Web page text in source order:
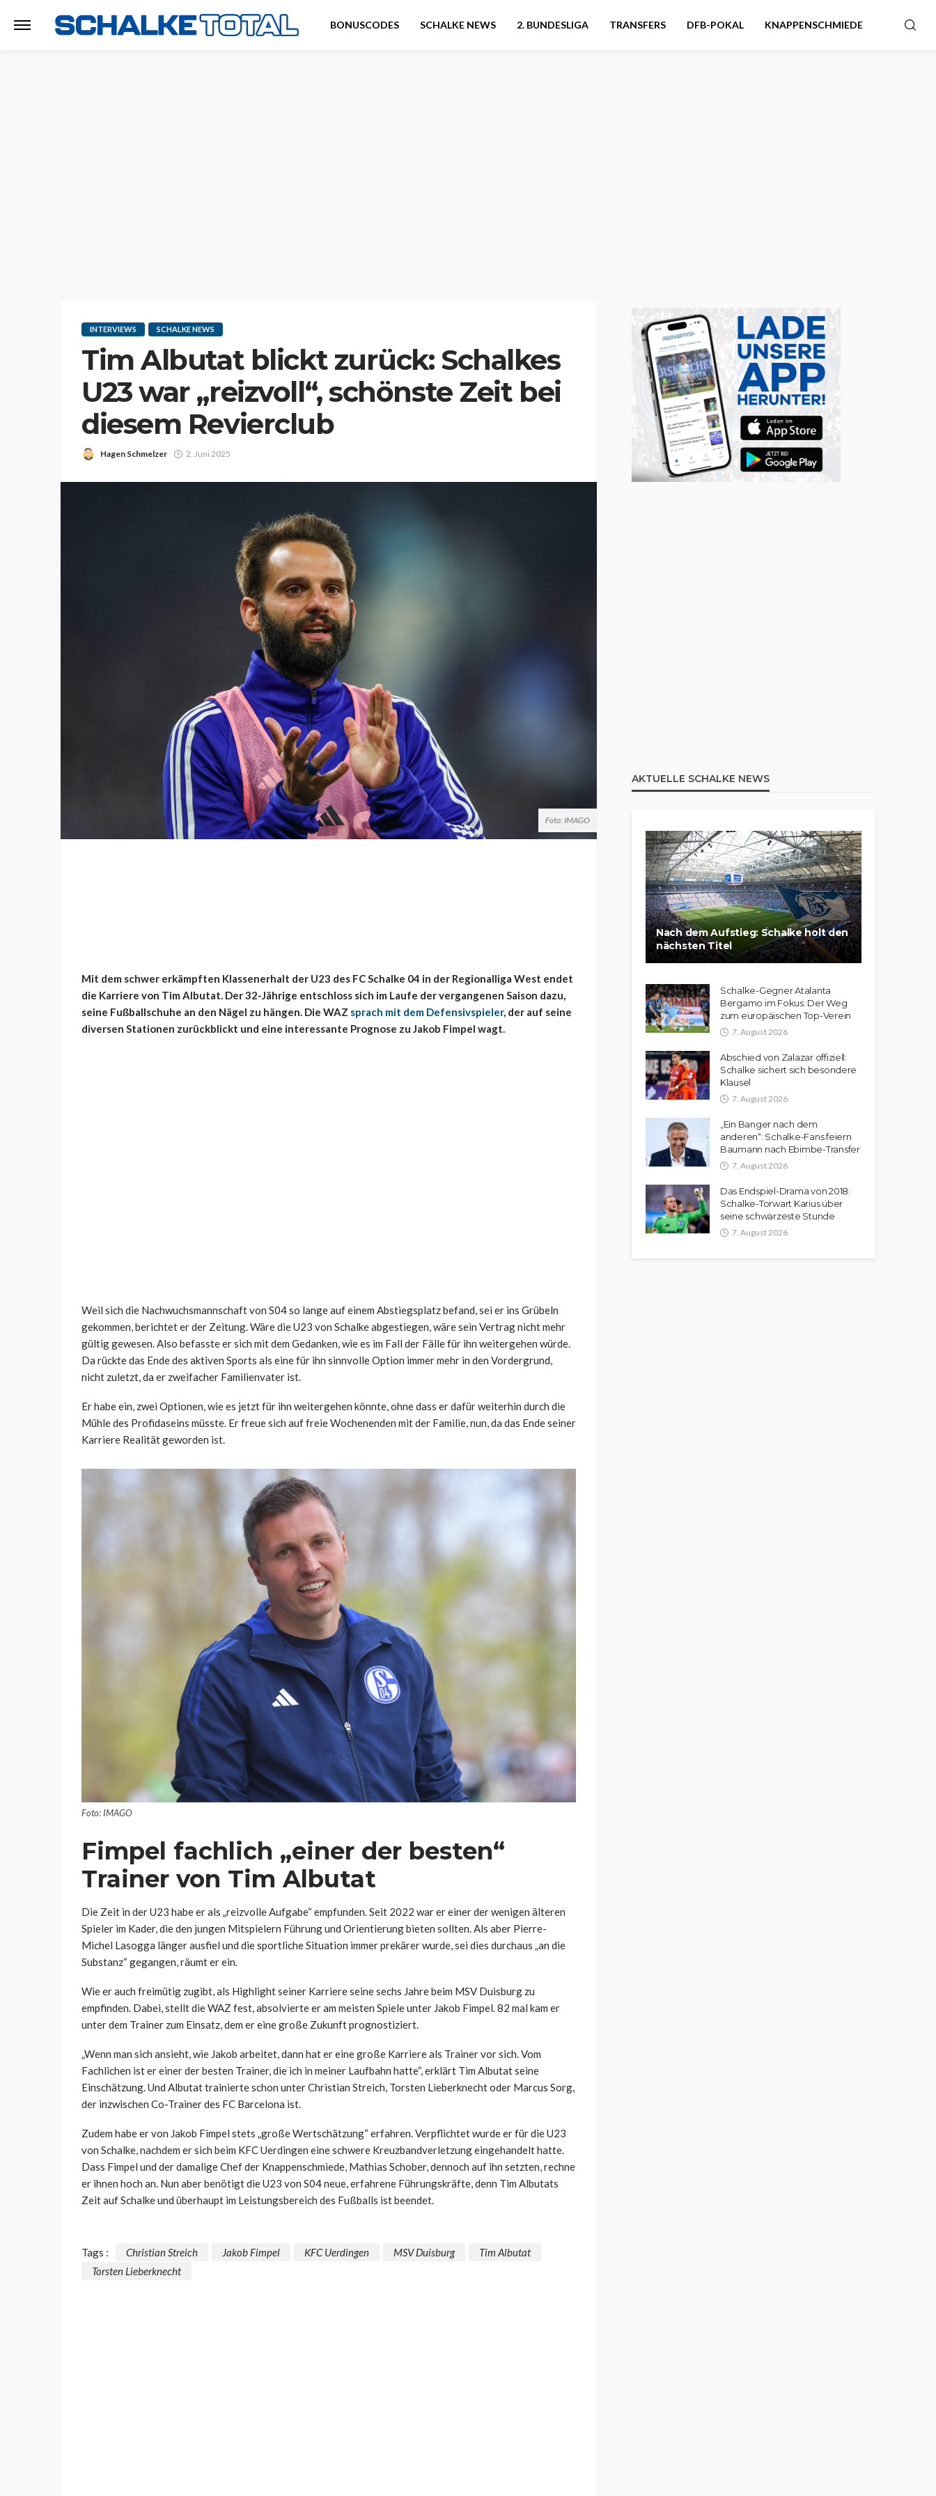
BONUSCODES SCHALKE NEWS 2. BUNDESLIGA TRANSFERS DFB-POKAL KNAPPENSCHMIEDE
INTERVIEWS SCHALKE NEWS
Tim Albutat blickt zurück: Schalkes
U23 war „reizvoll“, schönste Zeit bei
diesem Revierclub
Hagen Schmelzer 2. Juni 2025
Foto: IMAGO
Mit dem schwer erkämpften Klassenerhalt der U23 des FC Schalke 04 in der Regionalliga West endet
die Karriere von Tim Albutat. Der 32-Jährige entschloss sich im Laufe der vergangenen Saison dazu,
seine Fußballschuhe an den Nägel zu hängen. Die WAZ sprach mit dem Defensivspieler, der auf seine
diversen Stationen zurückblickt und eine interessante Prognose zu Jakob Fimpel wagt.
Weil sich die Nachwuchsmannschaft von S04 so lange auf einem Abstiegsplatz befand, sei er ins Grübeln
gekommen, berichtet er der Zeitung. Wäre die U23 von Schalke abgestiegen, wäre sein Vertrag nicht mehr
gültig gewesen. Also befasste er sich mit dem Gedanken, wie es im Fall der Fälle für ihn weitergehen würde.
Da rückte das Ende des aktiven Sports als eine für ihn sinnvolle Option immer mehr in den Vordergrund,
nicht zuletzt, da er zweifacher Familienvater ist.
Er habe ein, zwei Optionen, wie es jetzt für ihn weitergehen könnte, ohne dass er dafür weiterhin durch die
Mühle des Profidaseins müsste. Er freue sich auf freie Wochenenden mit der Familie, nun, da das Ende seiner
Karriere Realität geworden ist.
Foto: IMAGO
Fimpel fachlich „einer der besten“
Trainer von Tim Albutat
Die Zeit in der U23 habe er als „reizvolle Aufgabe“ empfunden. Seit 2022 war er einer der wenigen älteren
Spieler im Kader, die den jungen Mitspielern Führung und Orientierung bieten sollten. Als aber Pierre-
Michel Lasogga länger ausfiel und die sportliche Situation immer prekärer wurde, sei dies durchaus „an die
Substanz“ gegangen, räumt er ein.
Wie er auch freimütig zugibt, als Highlight seiner Karriere seine sechs Jahre beim MSV Duisburg zu
empfinden. Dabei, stellt die WAZ fest, absolvierte er am meisten Spiele unter Jakob Fimpel. 82 mal kam er
unter dem Trainer zum Einsatz, dem er eine große Zukunft prognostiziert.
„Wenn man sich ansieht, wie Jakob arbeitet, dann hat er eine große Karriere als Trainer vor sich. Vom
Fachlichen ist er einer der besten Trainer, die ich in meiner Laufbahn hatte“, erklärt Tim Albutat seine
Einschätzung. Und Albutat trainierte schon unter Christian Streich, Torsten Lieberknecht oder Marcus Sorg,
der inzwischen Co-Trainer des FC Barcelona ist.
Zudem habe er von Jakob Fimpel stets „große Wertschätzung“ erfahren. Verpflichtet wurde er für die U23
von Schalke, nachdem er sich beim KFC Uerdingen eine schwere Kreuzbandverletzung eingehandelt hatte.
Dass Fimpel und der damalige Chef der Knappenschmiede, Mathias Schober, dennoch auf ihn setzten, rechne
er ihnen hoch an. Nun aber benötigt die U23 von S04 neue, erfahrene Führungskräfte, denn Tim Albutats
Zeit auf Schalke und überhaupt im Leistungsbereich des Fußballs ist beendet.
Tags : Christian Streich Jakob Fimpel KFC Uerdingen MSV Duisburg
Tim Albutat
Torsten Lieberknecht
AKTUELLE SCHALKE NEWS
Nach dem Aufstieg: Schalke holt den
nächsten Titel
Schalke-Gegner Atalanta
Bergamo im Fokus: Der Weg
zum europäischen Top-Verein
7. August 2026
Abschied von Zalazar offiziell:
Schalke sichert sich besondere
Klausel
7. August 2026
„Ein Banger nach dem
anderen“: Schalke-Fans feiern
Baumann nach Ebimbe-Transfer
7. August 2026
Das Endspiel-Drama von 2018:
Schalke-Torwart Karius über
seine schwärzeste Stunde
7. August 2026